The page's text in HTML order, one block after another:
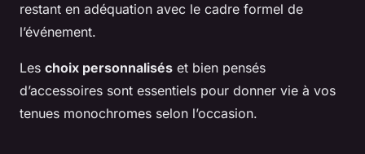
restant en adéquation avec le cadre formel de
l’événement.
Les choix personnalisés et bien pensés
d’accessoires sont essentiels pour donner vie à vos
tenues monochromes selon l’occasion.